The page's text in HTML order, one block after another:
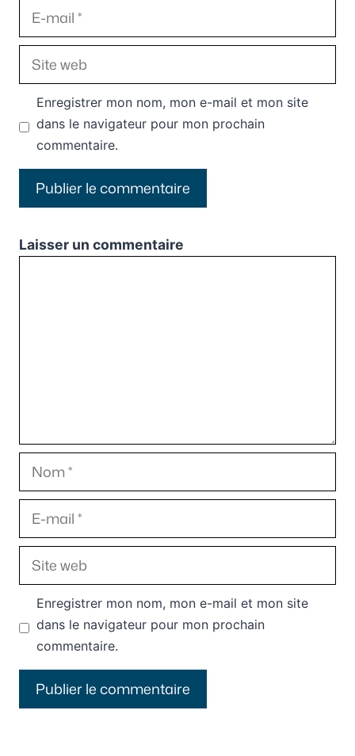
E-
mail
Site
web
Enregistrer mon nom, mon e-mail et mon site
dans le navigateur pour mon prochain
commentaire.
Laisser un commentaire
Nom
E-
mail
Site
web
Enregistrer mon nom, mon e-mail et mon site
dans le navigateur pour mon prochain
commentaire.